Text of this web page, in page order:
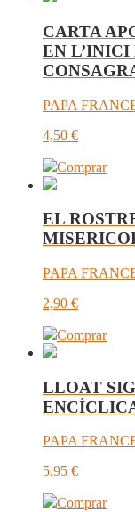
CARTA
EN L’INICI
PAPA
4,50 €
Comprar
EL
PAPA
2,90 €
Comprar
LLOAT
PAPA
5,95 €
Comprar